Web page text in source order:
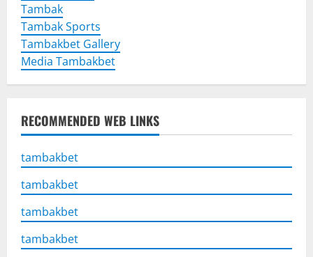
Tambak
Tambak Sports
Tambakbet Gallery
Media Tambakbet
RECOMMENDED WEB LINKS
tambakbet
tambakbet
tambakbet
tambakbet